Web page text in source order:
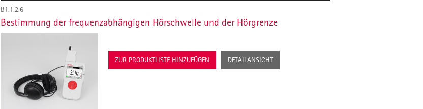
B1.1.2.6
Bestimmung der frequenzabhängigen Hörschwelle und der Hörgrenze
ZUR PRODUKTLISTE HINZUFÜGEN DETAILANSICHT